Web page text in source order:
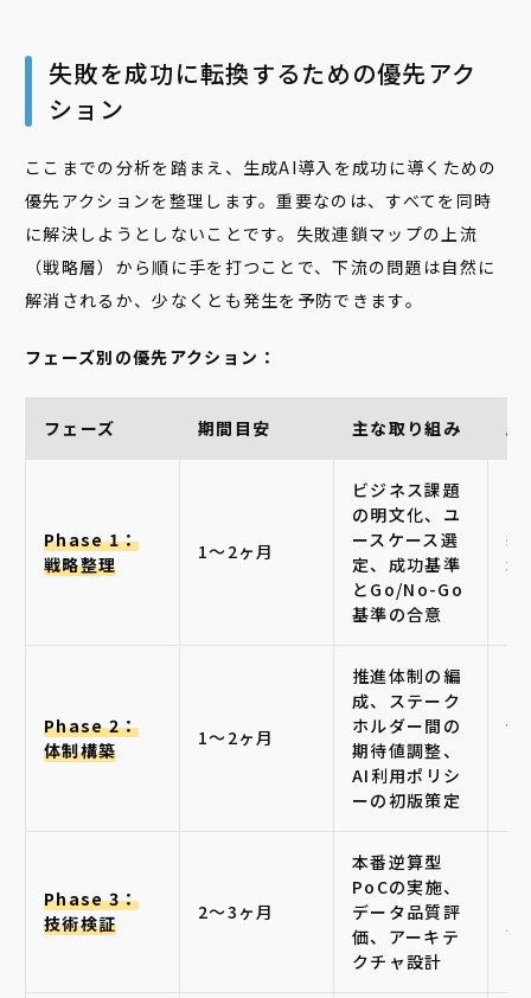
失敗を成功に転換するための優先アク
ション
ここまでの分析を踏まえ、生成AI導入を成功に導くための
優先アクションを整理します。重要なのは、すべてを同時
に解決しようとしないことです。失敗連鎖マップの上流
（戦略層）から順に手を打つことで、下流の問題は自然に
解消されるか、少なくとも発生を予防できます。
フェーズ別の優先アクション：
フェーズ 期間目安 主な取り組み 成
Phase 1：
戦略整理
1〜2ヶ月
ビジネス課題
の明文化、ユ
ースケース選
定、成功基準
とGo/No-Go
基準の合意
経
承
Phase 2：
体制構築
1〜2ヶ月
推進体制の編
成、ステーク
ホルダー間の
期待値調整、
AI利用ポリシ
ーの初版策定
体
Phase 3：
技術検証
2〜3ヶ月
本番逆算型
PoCの実施、
データ品質評
価、アーキテ
クチャ設計